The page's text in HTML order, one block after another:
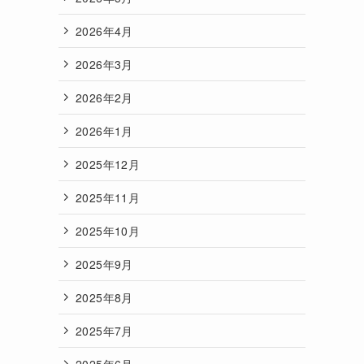
2026年4月
2026年3月
2026年2月
2026年1月
2025年12月
2025年11月
2025年10月
2025年9月
2025年8月
2025年7月